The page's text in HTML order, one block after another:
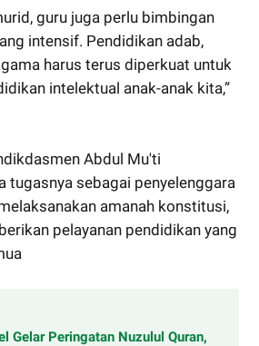
guru juga perlu bimbingan
intensif. Pendidikan adab,
harus terus diperkuat untuk
intelektual anak-anak kita,”
Abdul Mu'ti
tugasnya sebagai penyelenggara
amanah konstitusi,
pelayanan pendidikan yang
Gelar Peringatan Nuzulul Quran,